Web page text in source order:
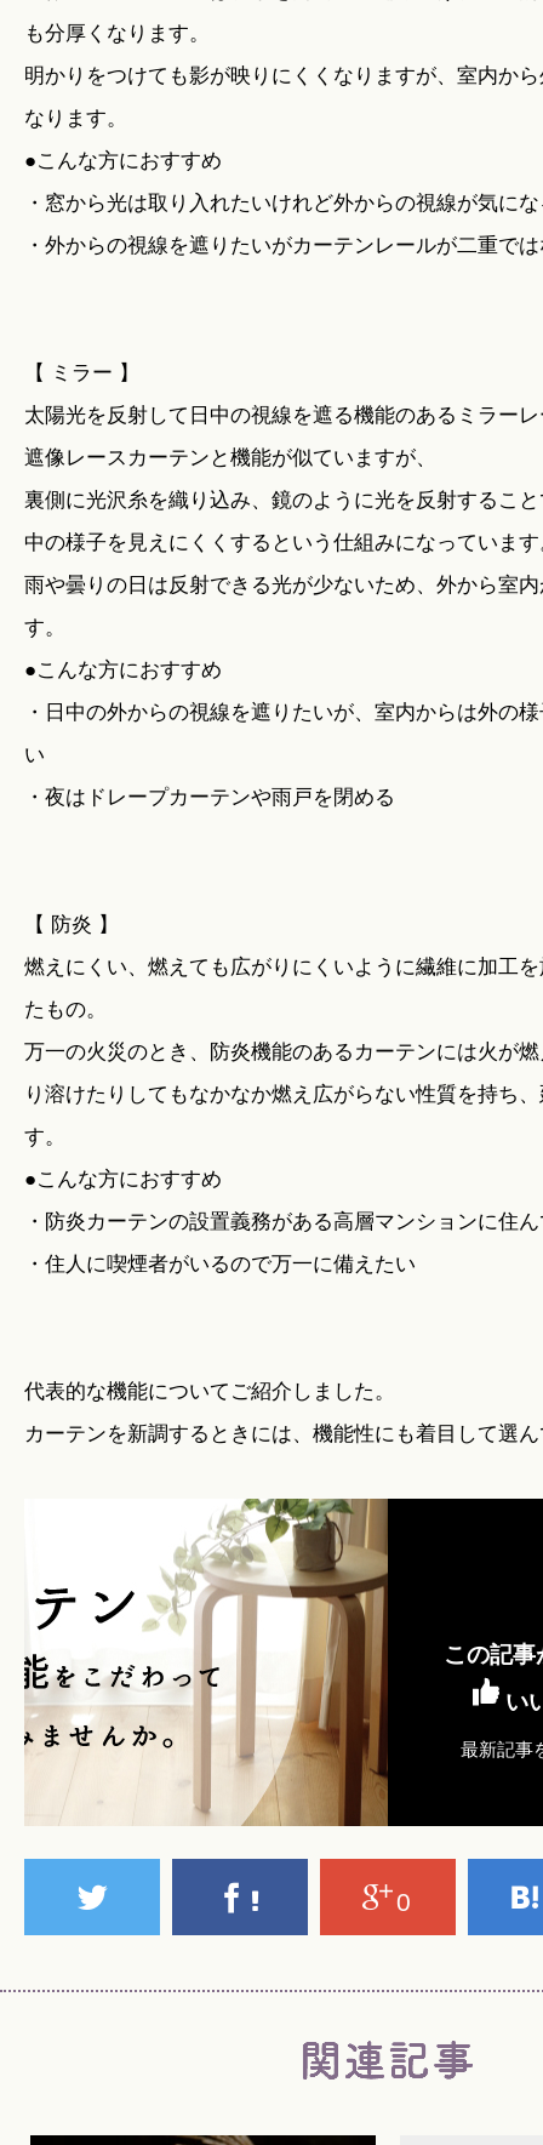
も分厚くなります。
明かりをつけても影が映りにくくなりますが、室内か
なります。
●こんな方におすすめ
・窓から光は取り入れたいけれど外からの視線が気に
・外からの視線を遮りたいがカーテンレールが二重で
【 ミラー 】
太陽光を反射して日中の視線を遮る機能のあるミラー
遮像レースカーテンと機能が似ていますが、
裏側に光沢糸を織り込み、鏡のように光を反射するこ
中の様子を見えにくくするという仕組みになっていま
雨や曇りの日は反射できる光が少ないため、外から室
す。
●こんな方におすすめ
・日中の外からの視線を遮りたいが、室内からは外の
い
・夜はドレープカーテンや雨戸を閉める
【 防炎 】
燃えにくい、燃えても広がりにくいように繊維に加工
たもの。
万一の火災のとき、防炎機能のあるカーテンには火が
り溶けたりしてもなかなか燃え広がらない性質を持ち
す。
●こんな方におすすめ
・防炎カーテンの設置義務がある高層マンションに住
・住人に喫煙者がいるので万一に備えたい
代表的な機能についてご紹介しました。
カーテンを新調するときには、機能性にも着目して選
この記
い
最新記事
0